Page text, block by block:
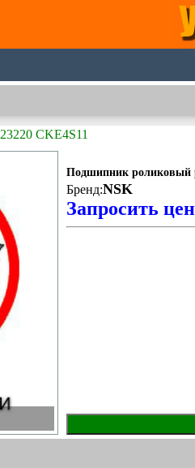
23220 CKE4S11
Подшипник роликовый
Бренд:NSK
Запросить